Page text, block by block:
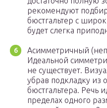
рекомендуют
бюстгальтер с
будет слегка
Асимметричный
Идеальной
не существует.
убрав подкладку из
бюстгальтера. Речь
пределах одного